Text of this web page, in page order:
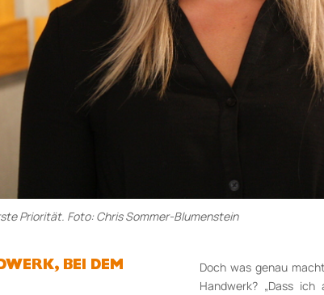
Priorität. Foto: Chris Sommer-Blumenstein
BEI DEM
Doch was genau
Handwerk? „Dass